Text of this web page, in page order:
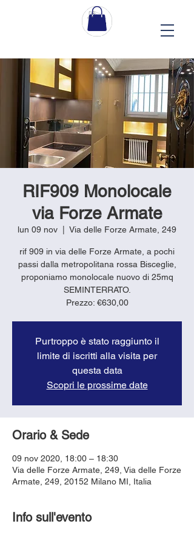
RIF909 Monolocale
via Forze Armate
lun 09 nov Via delle Forze Armate, 249
rif 909 in via delle Forze Armate, a pochi
passi dalla metropolitana rossa Bisceglie,
proponiamo monolocale nuovo di 25mq
SEMINTERRATO.
Prezzo: €630,00
Purtroppo è stato raggiunto il
limite di iscritti alla visita per
questa data
Scopri le prossime date
Orario & Sede
09 nov 2020, 18:00 – 18:30
Via delle Forze Armate, 249, Via delle Forze
Armate, 249, 20152 Milano MI, Italia
Info sull'evento